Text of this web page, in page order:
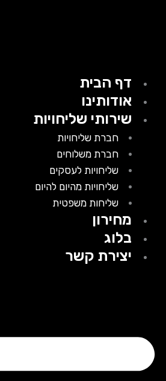
דף הבית
אודותינו
שירותי שליחויות
חברת שליחויות
חברת משלוחים
שליחויות לעסקים
שליחויות מהיום להיום
שליחות משפטית
מחירון
בלוג
יצירת קשר